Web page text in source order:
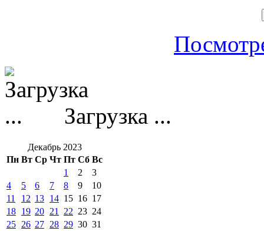
Загрузка ...
Декабрь 2023
Пн Вт Ср Чт Пт Сб Вс
1 2
3
4
5 6 7 8 9
10
11
12 13 14 15 16 17
18 19 20 21 22 23 24
25 26 27 28 29 30 31